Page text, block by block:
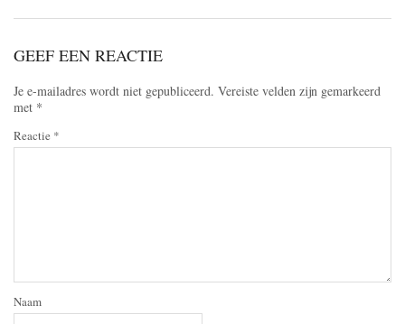
GEEF EEN REACTIE
Je e-mailadres wordt niet gepubliceerd. Vereiste velden zijn gemarkeerd
met *
Reactie *
Naam